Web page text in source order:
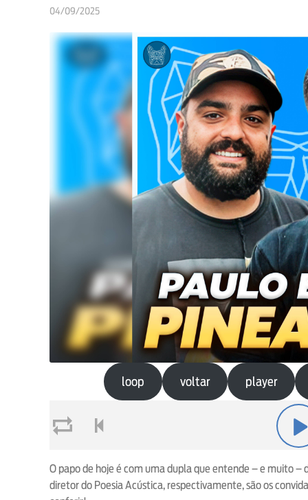
04/09/2025
loop voltar player
O papo de hoje é com uma dupla que entende – e muito
diretor do Poesia Acústica, respectivamente, são os